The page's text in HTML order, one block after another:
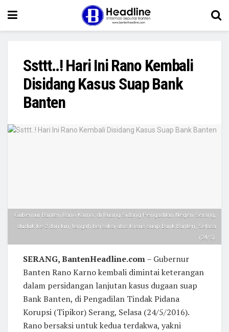
Ssttt..! Hari Ini Rano Kembali
Disidang Kasus Suap Bank
Banten
Gubernur Banten Rano Karno, di Ruang Sidang Pengadilan Negeri Serang,
duduk ke-2 dari kiri, tengah bersaksi atas kasus suap Bank Banten, Selasa
(24/5).
SERANG, BantenHeadline.com– Gubernur
Banten Rano Karno kembali dimintai keterangan
dalam persidangan lanjutan kasus dugaan suap
Bank Banten, di Pengadilan Tindak Pidana
Korupsi (Tipikor) Serang, Selasa (24/5/2016).
Rano bersaksi untuk kedua terdakwa, yakni